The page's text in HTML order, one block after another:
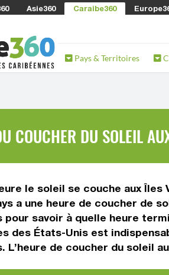
Asie360 Caraibe360
Pays & Territoires
COUCHER DU SOLEIL
le soleil se couche aux
a une heure de coucher de
pour savoir à quelle heure
des États-Unis est
L’heure de coucher du soleil